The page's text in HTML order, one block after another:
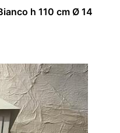
h 110 cm Ø 14